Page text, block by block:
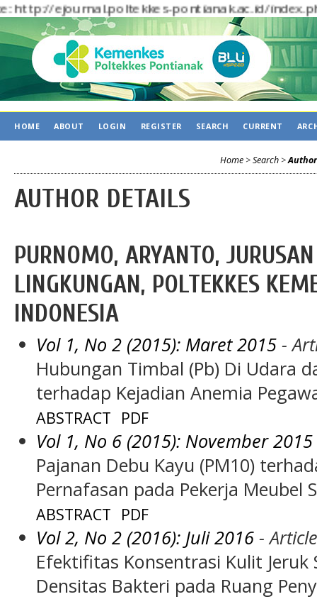
http://ejournal.poltekkes-
HOME ABOUT LOGIN REGISTER SEARCH CURRENT
Home >Search >
AUTHOR DETAILS
PURNOMO, ARYANTO,
LINGKUNGAN, POLTEKKES
INDONESIA
Vol 1, No 2 (2015): Maret 2015 -
Hubungan Timbal (Pb) Di Udara
terhadap Kejadian Anemia
ABSTRACT PDF
Vol 1, No 6 (2015): November 2015
Pajanan Debu Kayu (PM10)
Pernafasan pada Pekerja Meubel
ABSTRACT PDF
Vol 2, No 2 (2016): Juli 2016 -
Efektifitas Konsentrasi Kulit
Densitas Bakteri pada Ruang